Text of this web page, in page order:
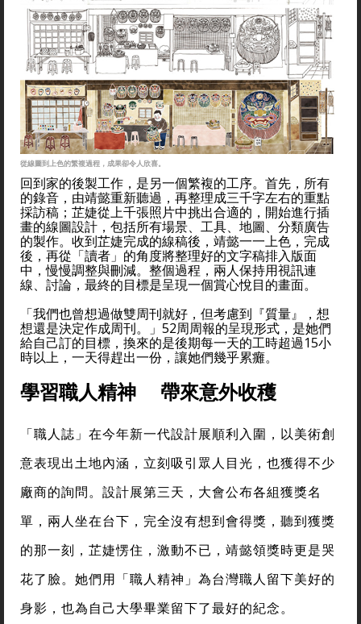
從線圖到上色的繁複過程，成果卻令人欣喜。
回到家的後製工作，是另一個繁複的工序。首先，所有
的錄音，由靖懿重新聽過，再整理成三千字左右的重點
採訪稿；芷婕從上千張照片中挑出合適的，開始進行插
畫的線圖設計，包括所有場景、工具、地圖、分類廣告
的製作。收到芷婕完成的線稿後，靖懿一一上色，完成
後，再從「讀者」的角度將整理好的文字稿排入版面
中，慢慢調整與刪減。整個過程，兩人保持用視訊連
線、討論，最終的目標是呈現一個賞心悅目的畫面。
「我們也曾想過做雙周刊就好，但考慮到『質量』，想
想還是決定作成周刊。」52周周報的呈現形式，是她們
給自己訂的目標，換來的是後期每一天的工時超過15小
時以上，一天得趕出一份，讓她們幾乎累癱。
學習職人精神 帶來意外收穫
「職人誌」在今年新一代設計展順利入圍，以美術創
意表現出土地內涵，立刻吸引眾人目光，也獲得不少
廠商的詢問。設計展第三天，大會公布各組獲獎名
單，兩人坐在台下，完全沒有想到會得獎，聽到獲獎
的那一刻，芷婕愣住，激動不已，靖懿領獎時更是哭
花了臉。她們用「職人精神」為台灣職人留下美好的
身影，也為自己大學畢業留下了最好的紀念。